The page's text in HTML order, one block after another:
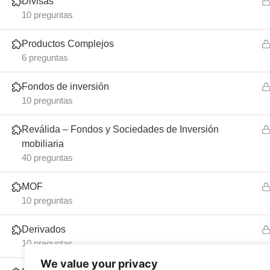
We value your privacy
Inicio
10 preguntas
Productos Complejos
6 preguntas
Fondos de inversión
10 preguntas
Reválida – Fondos y Sociedades de Inversión
mobiliaria
40 preguntas
MOF
10 preguntas
Derivados
10 preguntas